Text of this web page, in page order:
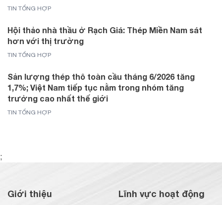
TIN TỔNG HỢP
Hội thảo nhà thầu ở Rạch Giá: Thép Miền Nam sát
hơn với thị trường
TIN TỔNG HỢP
Sản lượng thép thô toàn cầu tháng 6/2026 tăng
1,7%; Việt Nam tiếp tục nằm trong nhóm tăng
trưởng cao nhất thế giới
TIN TỔNG HỢP
;
Giới thiệu Lĩnh vực hoạt động